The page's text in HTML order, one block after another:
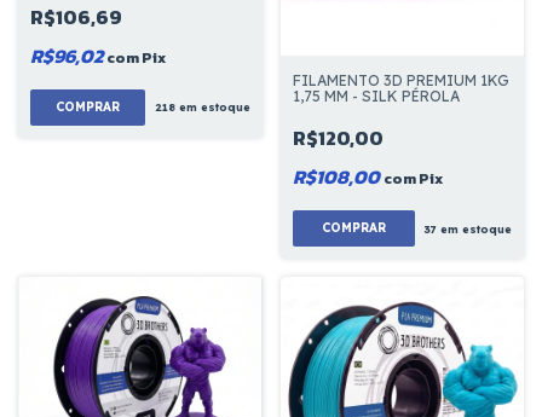
R$106,69
R$96,02comPix
COMPRAR 218em estoque
FILAMENTO 3D PREMIUM 1KG
1,75 MM - SILK PÉROLA
R$120,00
R$108,00comPix
37 em estoque